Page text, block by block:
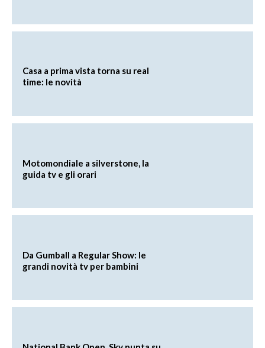
Casa a prima vista torna su real
time: le novità
Motomondiale a silverstone, la
guida tv e gli orari
Da Gumball a Regular Show: le
grandi novità tv per bambini